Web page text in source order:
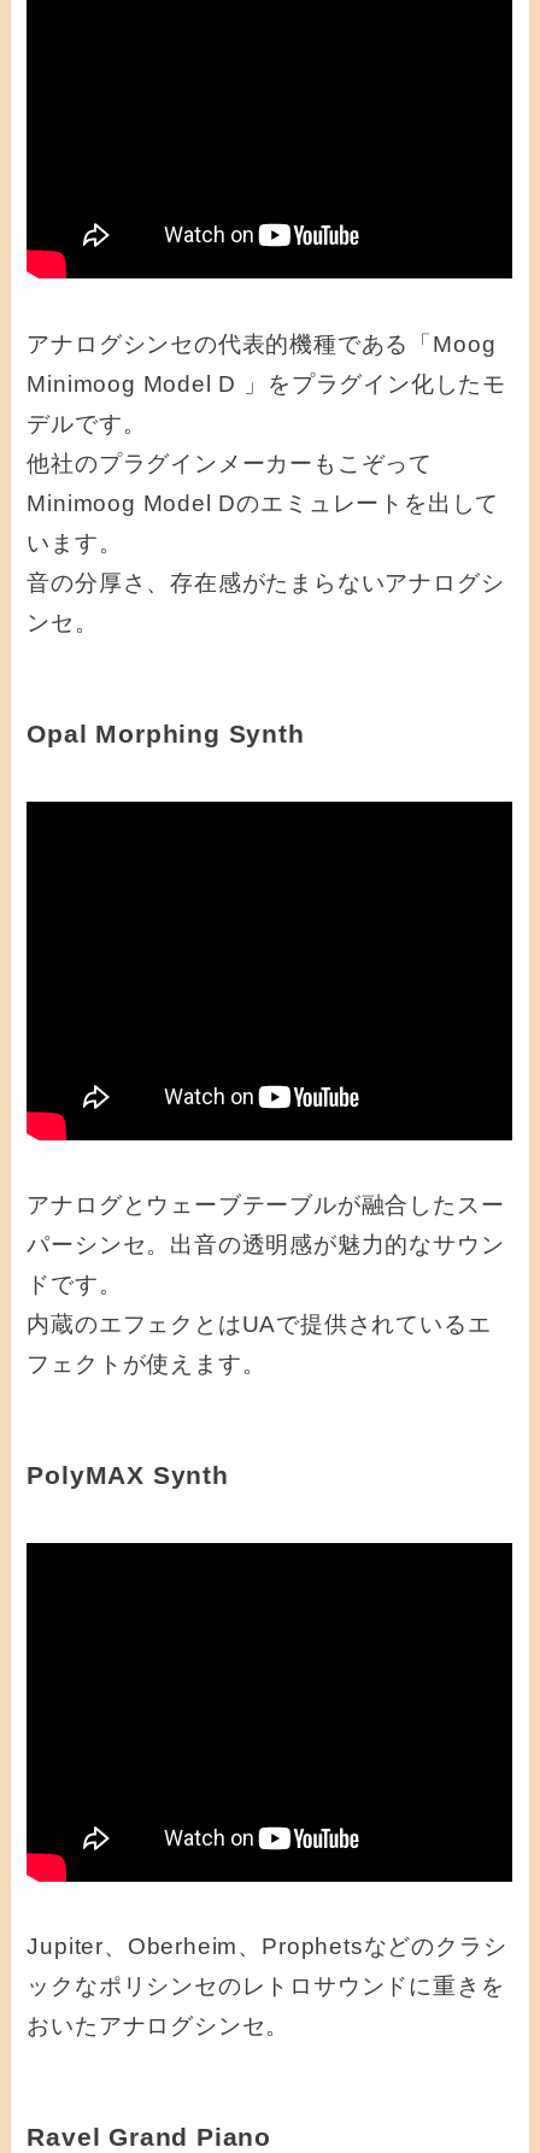
アナログシンセの代表的機種である「Moog
Minimoog Model D 」をプラグイン化したモ
デルです。
他社のプラグインメーカーもこぞって
Minimoog Model Dのエミュレートを出して
います。
音の分厚さ、存在感がたまらないアナログシ
ンセ。
Opal Morphing Synth
アナログとウェーブテーブルが融合したスー
パーシンセ。出音の透明感が魅力的なサウン
ドです。
内蔵のエフェクとはUAで提供されているエ
フェクトが使えます。
PolyMAX Synth
Jupiter、Oberheim、Prophetsなどのクラシ
ックなポリシンセのレトロサウンドに重きを
おいたアナログシンセ。
Ravel Grand Piano